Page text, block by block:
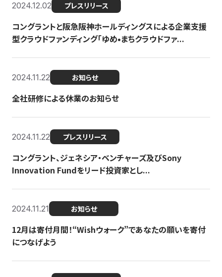
2024.12.02 プレスリリース
コングラントと阪急阪神ホールディングスによる企業支援
型クラウドファンディング「ゆめ•まちクラウドファ...
2024.11.22 お知らせ
全社研修による休業のお知らせ
2024.11.22 プレスリリース
コングラント、ジェネシア・ベンチャーズ及びSony
Innovation Fundをリード投資家とし...
2024.11.21 お知らせ
12月は寄付月間！“Wishウォーク”であなたの願いを寄付
につなげよう